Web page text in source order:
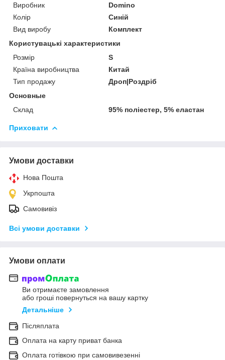
Виробник
Domino
Колір
Синій
Вид виробу
Комплект
Користувацькі характеристики
Розмір
S
Країна виробництва
Китай
Тип продажу
Дроп|Роздріб
Основные
Склад
95% поліестер, 5% еластан
Приховати
Умови доставки
Нова Пошта
Укрпошта
Самовивіз
Всі умови доставки
Умови оплати
Ви отримаєте замовлення
або гроші повернуться на вашу картку
Детальніше
Післяплата
Оплата на карту приват банка
Оплата готівкою при самовивезенні